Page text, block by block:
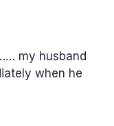
my husband
when he